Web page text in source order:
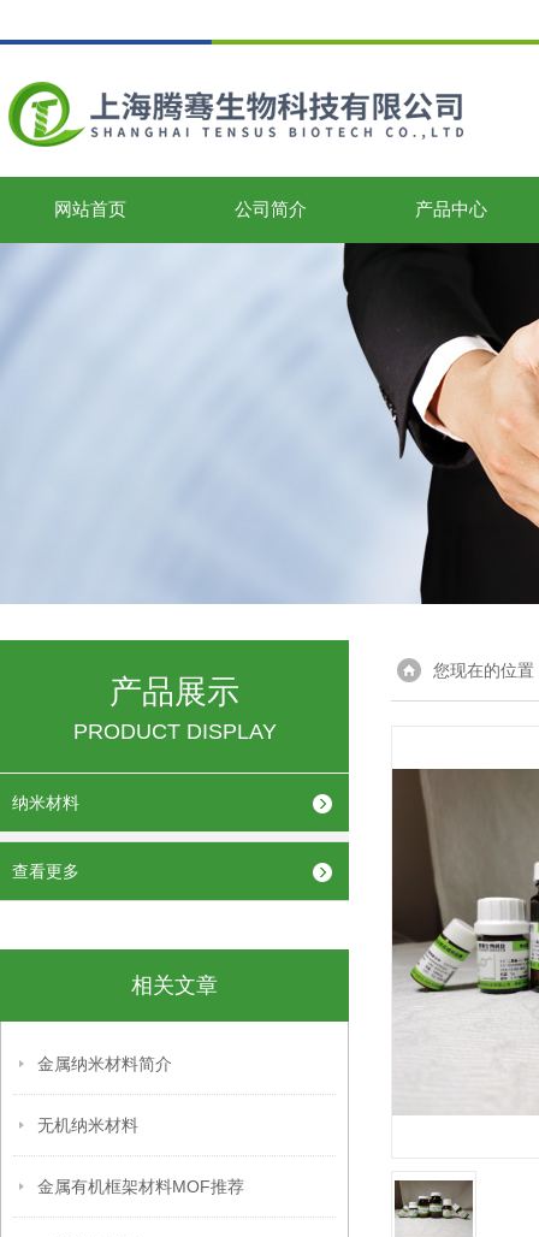
网站首页 公司简介 产品中心
产品展示
PRODUCT DISPLAY
纳米材料
查看更多
相关文章
金属纳米材料简介
无机纳米材料
金属有机框架材料MOF推荐
您现在的位置